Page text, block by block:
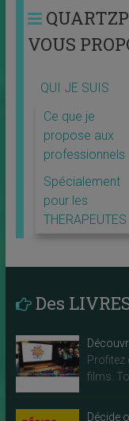
VOUS
QUI JE SUIS
Ce que je
propose aux
professionnels
Spécialement
pour les
THERAPEUTES
Des
Profitez
films.
Décide